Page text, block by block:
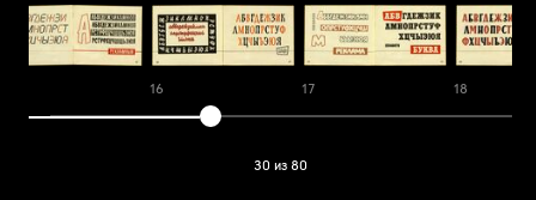
16 17 18
30 из 80